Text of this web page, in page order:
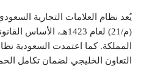
يُعد نظام العلامات التجارية
(م/21) لعام 1423هـ،
المملكة. كما اعتمدت السعودية
التعاون الخليجي لضمان تكامل